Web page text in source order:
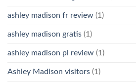
ashley madison fr review (1)
ashley madison gratis (1)
ashley madison pl review (1)
Ashley Madison visitors (1)